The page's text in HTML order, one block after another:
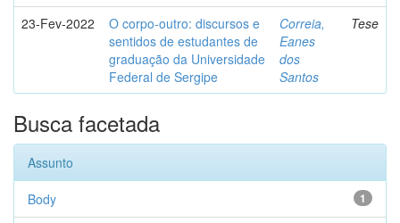
23-Fev-2022
O corpo-outro: discursos e
sentidos de estudantes de
graduação da Universidade
Federal de Sergipe
Correia,
Eanes
dos
Santos
Tese
Busca facetada
Assunto
1
Body